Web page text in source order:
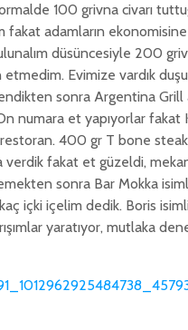
100 grivna civarı
fakat adamların
düsüncesiyle 200
Evimize vardık
sonra Argentina Grill
numara et yapıyorlar fakat
restoran. 400 gr T bone
verdik fakat et güzeldi,
sonra Bar Mokka
içki içelim dedik. Boris
yaratıyor, mutlaka